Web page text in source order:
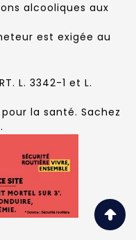
alcooliques aux
est exigée au
L. 3342-1 et L.
la santé. Sachez